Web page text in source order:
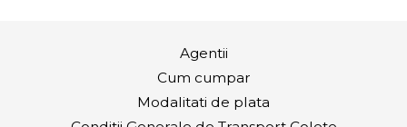
Agentii
Cum cumpar
Modalitati de plata